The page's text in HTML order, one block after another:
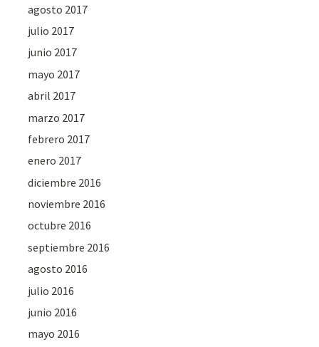
agosto 2017
julio 2017
junio 2017
mayo 2017
abril 2017
marzo 2017
febrero 2017
enero 2017
diciembre 2016
noviembre 2016
octubre 2016
septiembre 2016
agosto 2016
julio 2016
junio 2016
mayo 2016